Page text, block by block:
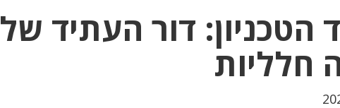
דור העתיד של
חלליות